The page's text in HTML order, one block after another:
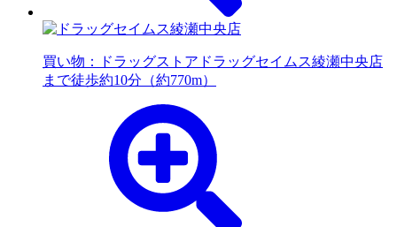
買い物：ドラッグストア ドラッグセイムス綾瀬中央店
まで徒歩約10分（約770m）